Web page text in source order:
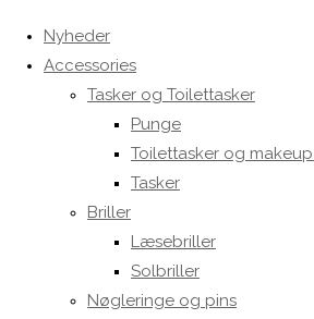
Nyheder
Accessories
Tasker og Toilettasker
Punge
Toilettasker og
Tasker
Briller
Læsebriller
Solbriller
Nøgleringe og pins